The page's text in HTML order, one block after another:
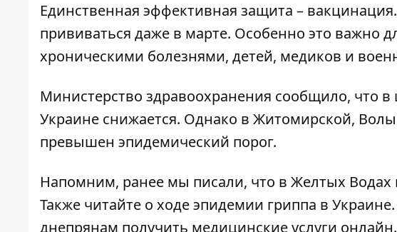
Единственная эффективная защита –
прививаться даже в марте. Особенно это важно
хроническими болезнями, детей, медиков и
Министерство здравоохранения сообщило, что
Украине снижается. Однако в Житомирской,
превышен эпидемический порог.
Напомним, ранее мы писали, что в Желтых Водах
Также читайте о ходе эпидемии гриппа в Украине
днепрянам получить медицинские услуги онлайн.